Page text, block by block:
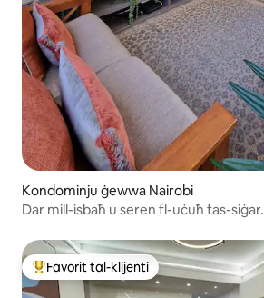
Kondominju ġewwa Nairobi
Dar mill-isbaħ u seren fl-uċuħ tas-siġar.
Wieħed mill-aqwa favoriti tal-klijenti
Favorit tal-klijenti